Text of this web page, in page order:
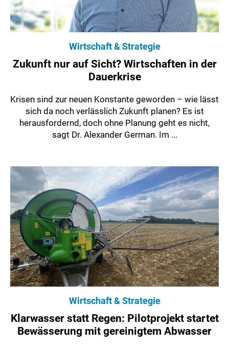
Wirtschaft & Strategie
Zukunft nur auf Sicht? Wirtschaften in der
Dauerkrise
Krisen sind zur neuen Konstante geworden – wie lässt
sich da noch verlässlich Zukunft planen? Es ist
herausfordernd, doch ohne Planung geht es nicht,
sagt Dr. Alexander German. Im ...
Wirtschaft & Strategie
Klarwasser statt Regen: Pilotprojekt startet
Bewässerung mit gereinigtem Abwasser